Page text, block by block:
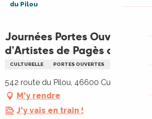
du Pilou
Journées Portes Ouvertes
d'Artistes de Pagès du Pilou
CULTURELLE PORTES OUVERTES
542 route du Pilou, 46600 Cuzance
M'y rendre
J'y vais en train !